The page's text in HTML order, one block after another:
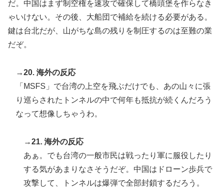
だ。中国はまず制空権を速攻で確保して橋頭堡を作らなき
ゃいけない。その後、大船団で補給を続ける必要がある。
鍵は台北だが、山がちな島の残りを制圧するのは至難の業
だぞ。
→20. 海外の反応
「MSFS」で台湾の上空を飛ぶだけでも、あの山々に張
り巡らされたトンネルの中で何年も抵抗が続くんだろう
なって想像しちゃうわ。
→21. 海外の反応
あぁ。でも台湾の一般市民は戦ったり軍に服役したり
する気があまりなさそうだぞ。中国はドローン歩兵で
攻撃して、トンネルは爆弾で全部封鎖するだろう。